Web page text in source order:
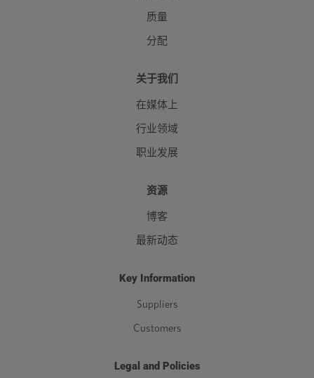
质量
分配
关于我们
在媒体上
行业领域
职业发展
资源
博客
最新动态
Key Information
Suppliers
Customers
Legal and Policies